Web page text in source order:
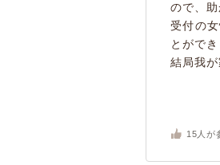
ので、助
受付の
とができ
結局我が
15 人が